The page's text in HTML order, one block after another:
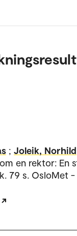
; Joleik, Norhild
en rektor: En
79 s. OsloMet -